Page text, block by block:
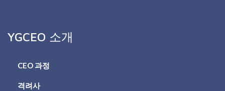
YGCEO 소개
CEO 과정
격려사